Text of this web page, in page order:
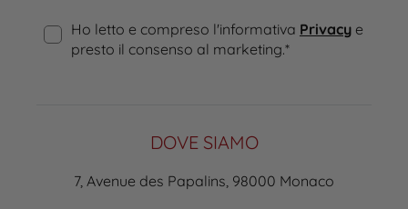
Ho letto e compreso l'informativa Privacye
presto il consenso al marketing.*
DOVE SIAMO
7, Avenue des Papalins, 98000 Monaco